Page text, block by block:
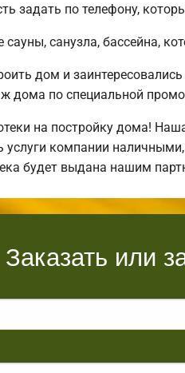
задать по телефону,
санузла, бассейна,
дом и
дома по специальной
на постройку дома!
компании
будет выдана нашим
Заказать или